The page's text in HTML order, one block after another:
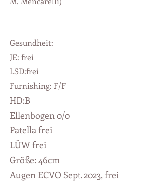
Gesundheit:
JE: frei
LSD:frei
Furnishing: F/F
HD:B
Ellenbogen 0/0
Patella frei
LÜW frei
Größe: 46cm
Augen ECVO Sept. 2023, frei